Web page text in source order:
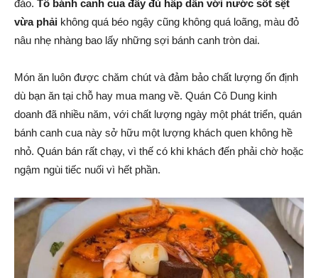
đảo. Tô bánh canh cua đầy đủ hấp dẫn với nước sốt sệt
vừa phải không quá béo ngậy cũng không quá loãng, màu đỏ
nâu nhẹ nhàng bao lấy những sợi bánh canh tròn dai.
Món ăn luôn được chăm chút và đảm bảo chất lượng ổn định
dù bạn ăn tại chỗ hay mua mang về. Quán Cô Dung kinh
doanh đã nhiều năm, với chất lượng ngày một phát triển, quán
bánh canh cua này sở hữu một lượng khách quen không hề
nhỏ. Quán bán rất chạy, vì thế có khi khách đến phải chờ hoặc
ngậm ngùi tiếc nuối vì hết phần.